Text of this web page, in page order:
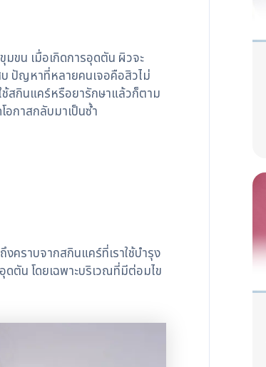
ขน เมื่อเกิดการอุดตัน ผิวจะ
บ ปัญหาที่หลายคนเจอคือสิวไม่
สกินแคร์หรือยารักษาแล้วก็ตาม
กาสกลับมาเป็นซ้ำ
คราบจากสกินแคร์ที่เราใช้บำรุง
ดตัน โดยเฉพาะบริเวณที่มีต่อมไข